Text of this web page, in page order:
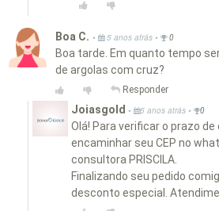
Boa C. • 5 anos atrás • 0
Boa tarde. Em quanto tempo
de argolas com cruz?
Responder
Joiasgold • 5 anos atrás • 0
Olá! Para verificar o prazo
encaminhar seu CEP no
consultora PRISCILA.
Finalizando seu pedido
desconto especial.